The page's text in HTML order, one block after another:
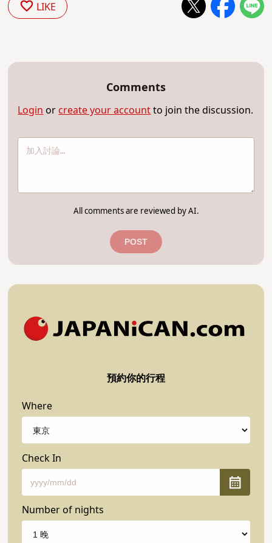
LIKE
Comments
Loginorcreate your accountto join the discussion.
All comments are reviewed by AI.
POST
預約你的行程
Where
Check In
Number of nights